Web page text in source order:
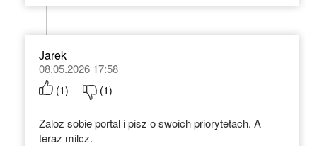
Jarek
08.05.2026 17:58
(1) (1)
Zaloz sobie portal i pisz o swoich priorytetach. A
teraz milcz.